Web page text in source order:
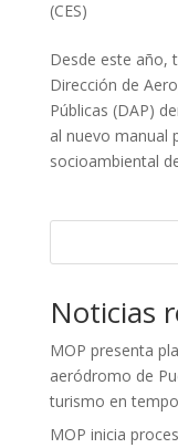
(CES)
Desde este año,
Dirección de
Públicas (DAP)
al nuevo manual
socioambiental
Noticias
MOP presenta
aeródromo de
turismo en
MOP inicia